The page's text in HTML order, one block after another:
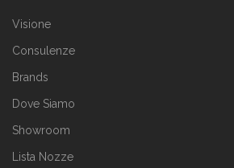
Visione
Consulenze
Brands
Dove Siamo
Showroom
Lista Nozze